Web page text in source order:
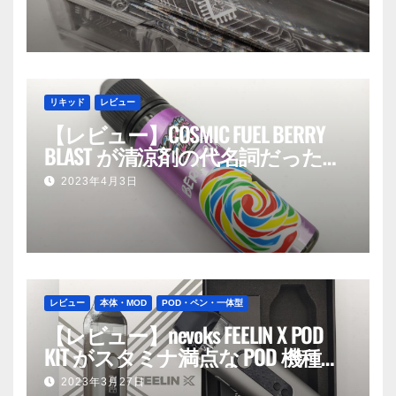
リキッド レビュー
【レビュー】COSMIC FUEL BERRY
BLAST が清涼剤の代名詞だった
話。
2023年4月3日
レビュー 本体・MOD POD・ペン・一体型
【レビュー】nevoks FEELIN X POD
KIT がスタミナ満点な POD 機種だ
った話。
2023年3月27日